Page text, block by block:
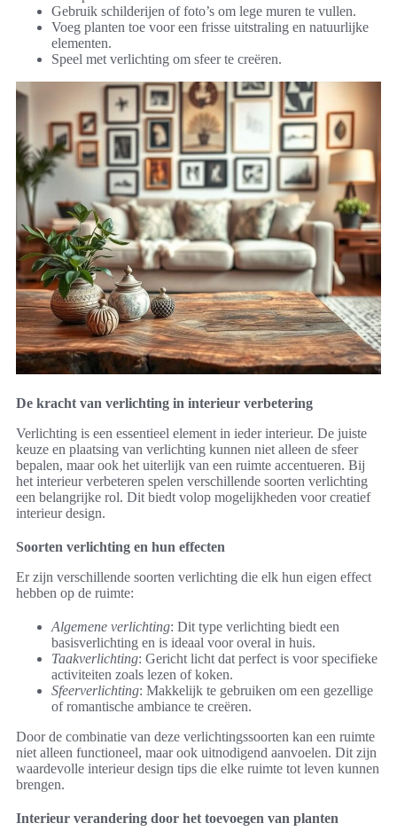
Gebruik schilderijen of foto’s om lege muren te vullen.
Voeg planten toe voor een frisse uitstraling en natuurlijke
elementen.
Speel met verlichting om sfeer te creëren.
De kracht van verlichting in interieur verbetering
Verlichting is een essentieel element in ieder interieur. De juiste
keuze en plaatsing van verlichting kunnen niet alleen de sfeer
bepalen, maar ook het uiterlijk van een ruimte accentueren. Bij
het interieur verbeteren spelen verschillende soorten verlichting
een belangrijke rol. Dit biedt volop mogelijkheden voor creatief
interieur design.
Soorten verlichting en hun effecten
Er zijn verschillende soorten verlichting die elk hun eigen effect
hebben op de ruimte:
Algemene verlichting: Dit type verlichting biedt een
basisverlichting en is ideaal voor overal in huis.
Taakverlichting: Gericht licht dat perfect is voor specifieke
activiteiten zoals lezen of koken.
Sfeerverlichting: Makkelijk te gebruiken om een gezellige
of romantische ambiance te creëren.
Door de combinatie van deze verlichtingssoorten kan een ruimte
niet alleen functioneel, maar ook uitnodigend aanvoelen. Dit zijn
waardevolle interieur design tips die elke ruimte tot leven kunnen
brengen.
Interieur verandering door het toevoegen van planten